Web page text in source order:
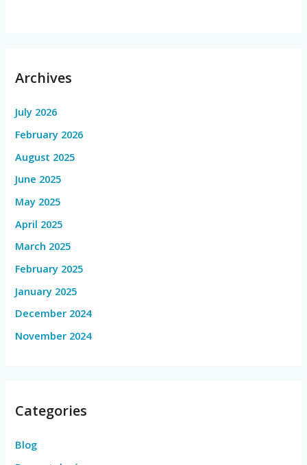
Archives
July 2026
February 2026
August 2025
June 2025
May 2025
April 2025
March 2025
February 2025
January 2025
December 2024
November 2024
Categories
Blog